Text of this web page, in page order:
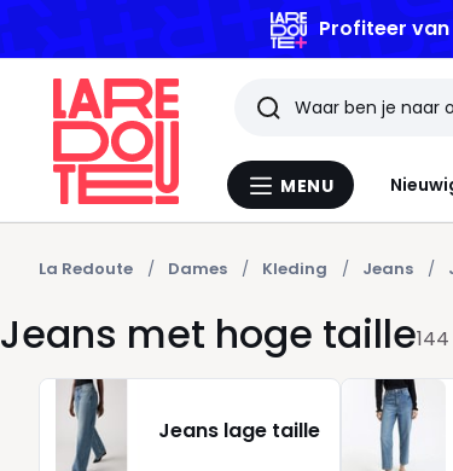
Profiteer
Menu
MENU
Zoeken
Laatst
bekeken
artikelen
La Redoute Dames Kleding Jeans
Jeans met hoge taille144
Jeans lage taille